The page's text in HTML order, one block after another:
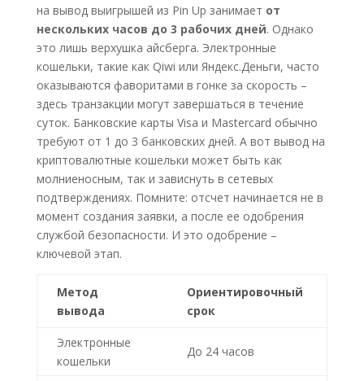
на вывод выигрышей из Pin Up занимает от
нескольких часов до 3 рабочих дней. Однако
это лишь верхушка айсберга. Электронные
кошельки, такие как Qiwi или Яндекс.Деньги, часто
оказываются фаворитами в гонке за скорость –
здесь транзакции могут завершаться в течение
суток. Банковские карты Visa и Mastercard обычно
требуют от 1 до 3 банковских дней. А вот вывод на
криптовалютные кошельки может быть как
молниеносным, так и зависнуть в сетевых
подтверждениях. Помните: отсчет начинается не в
момент создания заявки, а после ее одобрения
службой безопасности. И это одобрение –
ключевой этап.
Метод
вывода
Ориентировочный
срок
Электронные
кошельки
До 24 часов